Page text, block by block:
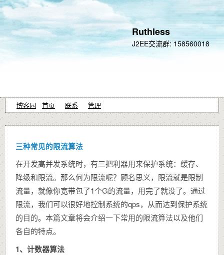
Ruthless
J2EE交流群: 158560018
博客园 首页 联系 管理
三种常见的限流算法
在开发高并发系统时，有三把利器用来保护系统：缓存、
降级和限流。那么何为限流呢？顾名思义，限流就是限制
流量，就像你宽带包了1个G的流量，用完了就没了。通过
限流，我们可以很好地控制系统的qps，从而达到保护系统
的目的。本篇文章将会介绍一下常用的限流算法以及他们
各自的特点。
1、计数器算法